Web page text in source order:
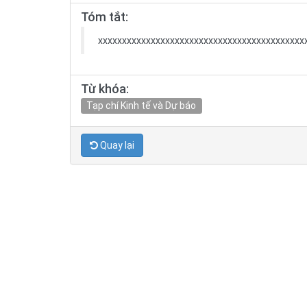
Tóm tắt:
Từ khóa:
Tạp chí Kinh tế và Dự báo
Quay lại